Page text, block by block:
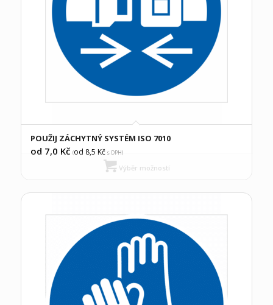
POUŽIJ ZÁCHYTNÝ SYSTÉM ISO 7010
od 7,0 Kč (od 8,5 Kčs DPH)
Výběr možností